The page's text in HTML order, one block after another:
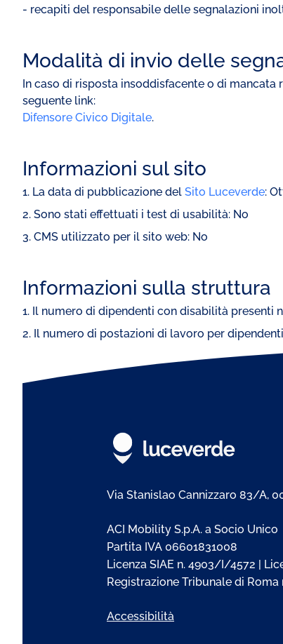
- recapiti del responsabile delle segnalazioni
Modalità di invio delle
In caso di risposta insoddisfacente o di
seguente link:
Difensore Civico Digitale.
Informazioni sul sito
1. La data di pubblicazione del Sito Luceverde:
2. Sono stati effettuati i test di usabilità: No
3. CMS utilizzato per il sito web: No
Informazioni sulla struttura
1. Il numero di dipendenti con disabilità presenti
2. Il numero di postazioni di lavoro per
Via Stanislao Cannizzaro 83/A,
ACI Mobility S.p.A. a Socio Unico
Partita IVA 06601831008
Licenza SIAE n. 4903/I/4572 |
Registrazione Tribunale di Roma
Accessibilità